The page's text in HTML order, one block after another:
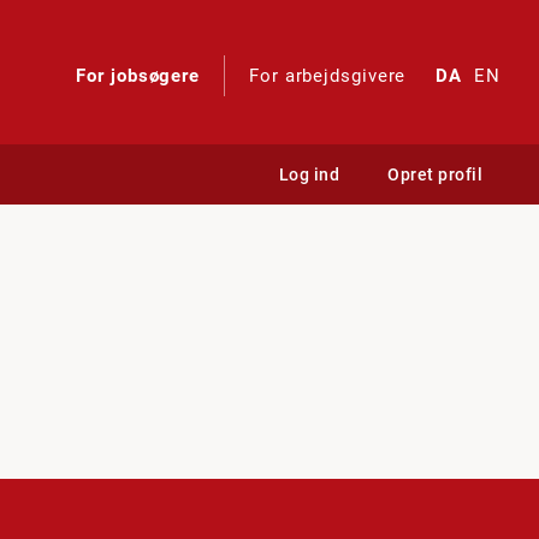
For jobsøgere For arbejdsgivere DA EN
Log ind Opret profil